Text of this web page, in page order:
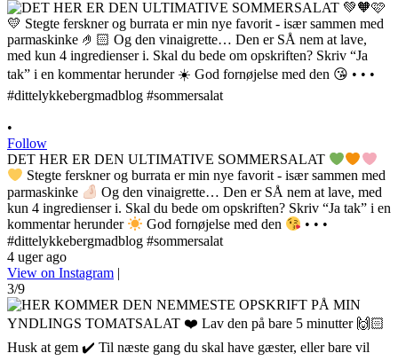
•
Follow
DET HER ER DEN ULTIMATIVE SOMMERSALAT
Stegte ferskner og burrata er min nye favorit - især sammen med
parmaskinke
Og den vinaigrette… Den er SÅ nem at lave, med
kun 4 ingredienser i. Skal du bede om opskriften? Skriv “Ja tak” i en
kommentar herunder
God fornøjelse med den
• • •
#dittelykkebergmadblog #sommersalat
4 uger ago
View on Instagram |
3/9